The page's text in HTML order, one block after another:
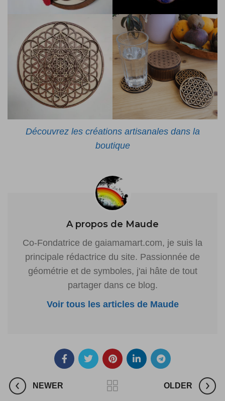
Découvrez les créations artisanales dans la
boutique
A propos de Maude
Co-Fondatrice de gaiamamart.com, je suis la
principale rédactrice du site. Passionnée de
géométrie et de symboles, j'ai hâte de tout
partager dans ce blog.
Voir tous les articles de Maude
NEWER OLDER